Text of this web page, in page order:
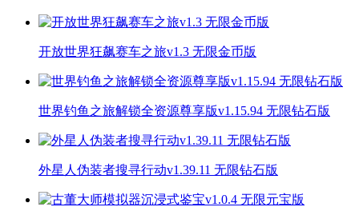
开放世界狂飙赛车之旅v1.3 无限金币版
世界钓鱼之旅解锁全资源尊享版v1.15.94 无限钻石版
外星人伪装者搜寻行动v1.39.11 无限钻石版